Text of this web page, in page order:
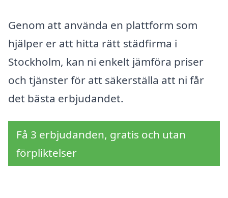
Genom att använda en plattform som
hjälper er att hitta rätt städfirma i
Stockholm, kan ni enkelt jämföra priser
och tjänster för att säkerställa att ni får
det bästa erbjudandet.
Få 3 erbjudanden, gratis och utan
förpliktelser